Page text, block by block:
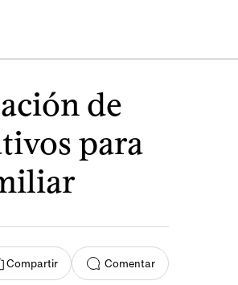
de
para
Compartir Comentar